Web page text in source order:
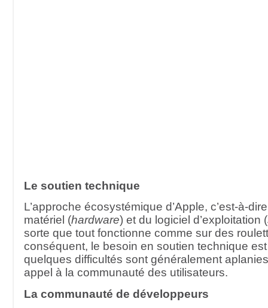
Le soutien technique
L’approche écosystémique d’Apple, c’est-à-
matériel (hardware) et du logiciel d’exploitation (
sorte que tout fonctionne comme sur des
conséquent, le besoin en soutien technique
quelques difficultés sont généralement
appel à la communauté des utilisateurs.
La communauté de développeurs